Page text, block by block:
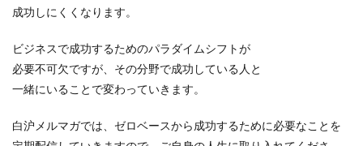
成功しにくくなります。
ビジネスで成功するためのパラダイムシフトが
必要不可欠ですが、その分野で成功している人と
一緒にいることで変わっていきます。
白沪メルマガでは、ゼロベースから成功するために必要なことを